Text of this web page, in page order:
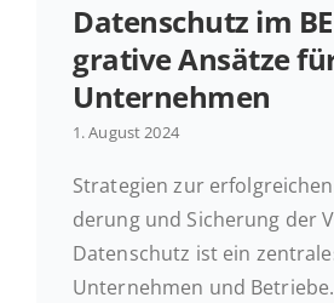
Daten­schutz im
gra­ti­ve Ansätze
Unternehmen
1. August 2024
Stra­te­gien zur
de­rung und Si­che­rung der
Daten­schutz ist ein
Un­ter­neh­men und